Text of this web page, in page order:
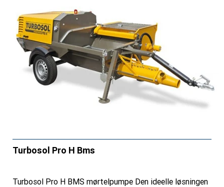
Turbosol Pro H Bms
Turbosol Pro H BMS mørtelpumpe Den ideelle løsningen